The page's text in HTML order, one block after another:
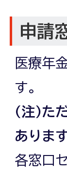
申請
医療年
す。
(注)た
あります
各窓口